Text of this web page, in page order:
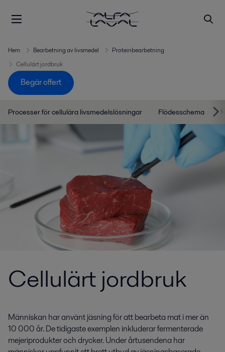
Hem Bearbetning av livsmedel
Proteinbearbetning
Cellulärt jordbruk
Begär offert
Processer för cellulära livsmedelslösningar Flödesschema
Cellulärt jordbruk
Människan har använt jäsning för att bearbeta mat i mer än
10 000 år. De tidigaste exemplen inkluderar fermenterade
mejeriprodukter och drycker. Under årtusendena har